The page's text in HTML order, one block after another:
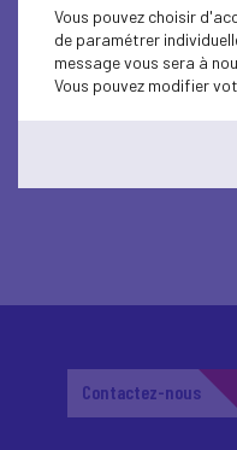
Contactez-nous
Vous pouvez choisir
de paramétrer
message vous sera à
Vous pouvez modifier